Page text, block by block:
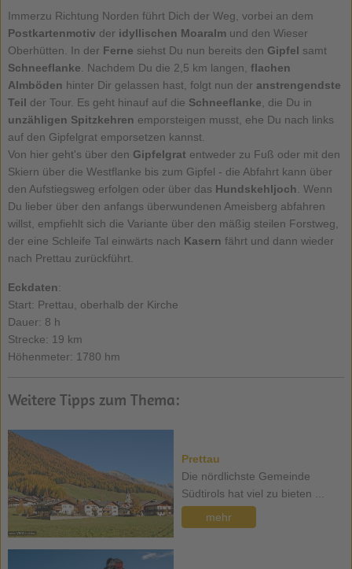
Immerzu Richtung Norden führt Dich der Weg, vorbei an dem
Postkartenmotivder idyllischen Moaralmund den Wieser
Oberhütten. In der Ferne siehst Du nun bereits den Gipfel samt
Schneeflanke . Nachdem Du die 2,5 km langen, flachen
Almböden hinter Dir gelassen hast, folgt nun der anstrengendste
Teil der Tour. Es geht hinauf auf die Schneeflanke , die Du in
unzähligen Spitzkehren emporsteigen musst, ehe Du nach links
auf den Gipfelgrat emporsetzen kannst.
Von hier geht's über den Gipfelgrat entweder zu Fuß oder mit den
Skiern über die Westflanke bis zum Gipfel - die Abfahrt kann über
den Aufstiegsweg erfolgen oder über das Hundskehljoch . Wenn
Du lieber über den anfangs überwundenen Ameisberg abfahren
willst, empfiehlt sich die Variante über den mäßig steilen Forstweg,
der eine Schleife Tal einwärts nach Kasern fährt und dann wieder
nach Prettau zurückführt.
Eckdaten:
Start: Prettau, oberhalb der Kirche
Dauer: 8 h
Strecke: 19 km
Höhenmeter: 1780 hm
Weitere Tipps zum Thema:
Prettau
Die nördlichste Gemeinde
Südtirols hat viel zu bieten ...
mehr